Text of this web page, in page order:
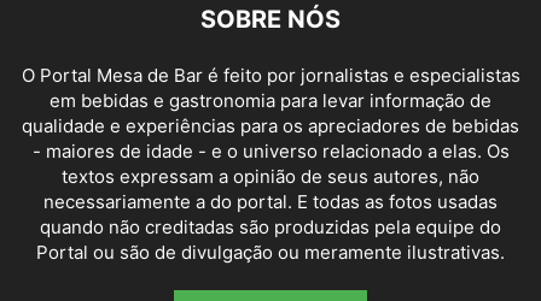
SOBRE NÓS
O Portal Mesa de Bar é feito por jornalistas e especialistas
em bebidas e gastronomia para levar informação de
qualidade e experiências para os apreciadores de bebidas
- maiores de idade - e o universo relacionado a elas. Os
textos expressam a opinião de seus autores, não
necessariamente a do portal. E todas as fotos usadas
quando não creditadas são produzidas pela equipe do
Portal ou são de divulgação ou meramente ilustrativas.